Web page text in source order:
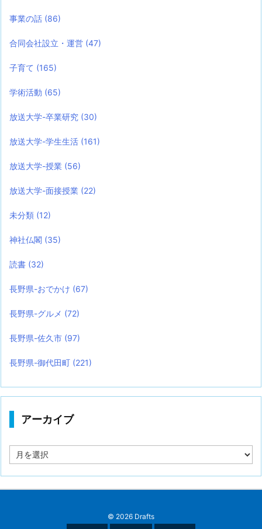
事業の話 (86)
合同会社設立・運営 (47)
子育て (165)
学術活動 (65)
放送大学-卒業研究 (30)
放送大学-学生生活 (161)
放送大学-授業 (56)
放送大学-面接授業 (22)
未分類 (12)
神社仏閣 (35)
読書 (32)
長野県-おでかけ (67)
長野県-グルメ (72)
長野県-佐久市 (97)
長野県-御代田町 (221)
アーカイブ
ー
© 2026 Drafts